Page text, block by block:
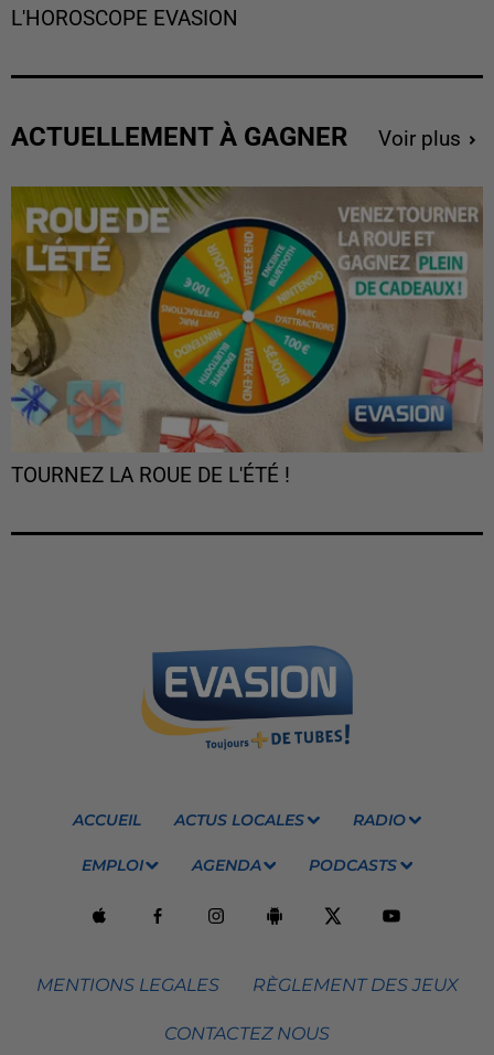
L'HOROSCOPE EVASION
ACTUELLEMENT À GAGNER Voir plus
TOURNEZ LA ROUE DE L'ÉTÉ !
ACCUEIL ACTUS LOCALES RADIO
EMPLOI AGENDA PODCASTS
MENTIONS LEGALES RÈGLEMENT DES JEUX
CONTACTEZ NOUS